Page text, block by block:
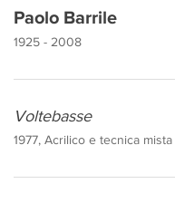
Paolo Barrile
1925 - 2008
Voltebasse
1977, Acrilico e tecnica